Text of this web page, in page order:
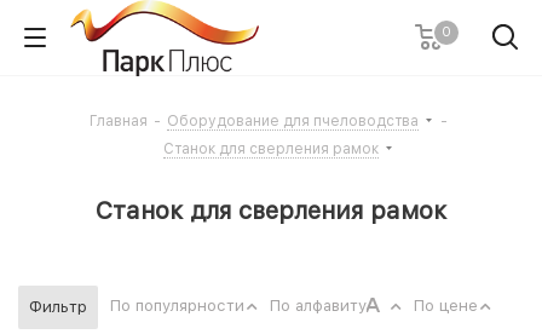
0
Главная - Оборудование для пчеловодства
-
Станок для сверления рамок
Станок для сверления рамок
Фильтр По популярности По алфавиту По цене